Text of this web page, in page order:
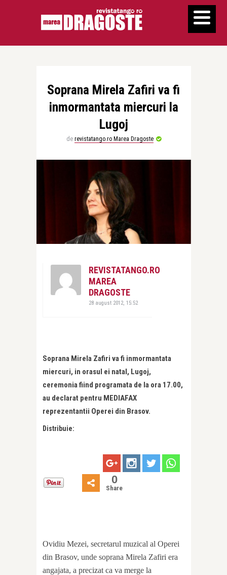
Soprana Mirela Zafiri va fi
inmormantata miercuri la
Lugoj
de revistatango.ro Marea Dragoste
REVISTATANGO.RO
MAREA
DRAGOSTE
28 august 2012, 15:52
Soprana Mirela Zafiri va fi inmormantata
miercuri, in orasul ei natal, Lugoj,
ceremonia fiind programata de la ora 17.00,
au declarat pentru MEDIAFAX
reprezentantii Operei din Brasov.
Distribuie:
0
Share
Ovidiu Mezei, secretarul muzical al Operei
din Brasov, unde soprana Mirela Zafiri era
angajata, a precizat ca va merge la